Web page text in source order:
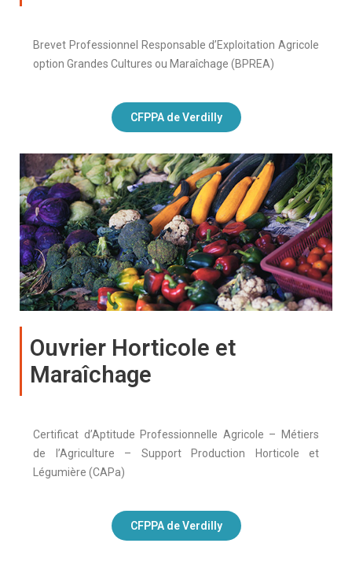
Brevet Professionnel Responsable d’Exploitation Agricole
option Grandes Cultures ou Maraîchage (BPREA)
CFPPA de Verdilly
Ouvrier Horticole et
Maraîchage
Certificat d’Aptitude Professionnelle Agricole – Métiers
de l’Agriculture – Support Production Horticole et
Légumière (CAPa)
CFPPA de Verdilly